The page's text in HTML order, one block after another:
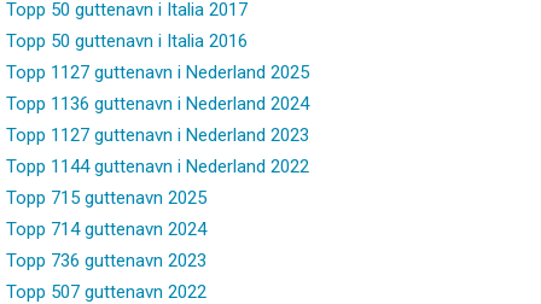
Topp 50 guttenavn i Italia 2017
Topp 50 guttenavn i Italia 2016
Topp 1127 guttenavn i Nederland 2025
Topp 1136 guttenavn i Nederland 2024
Topp 1127 guttenavn i Nederland 2023
Topp 1144 guttenavn i Nederland 2022
Topp 715 guttenavn 2025
Topp 714 guttenavn 2024
Topp 736 guttenavn 2023
Topp 507 guttenavn 2022